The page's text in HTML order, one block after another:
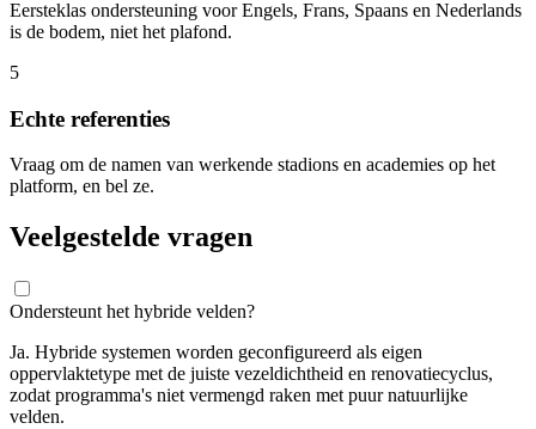
Eersteklas ondersteuning voor Engels, Frans, Spaans en Nederlands
is de bodem, niet het plafond.
5
Echte referenties
Vraag om de namen van werkende stadions en academies op het
platform, en bel ze.
Veelgestelde vragen
Ondersteunt het hybride velden?
Ja. Hybride systemen worden geconfigureerd als eigen
oppervlaktetype met de juiste vezeldichtheid en renovatiecyclus,
zodat programma's niet vermengd raken met puur natuurlijke
velden.